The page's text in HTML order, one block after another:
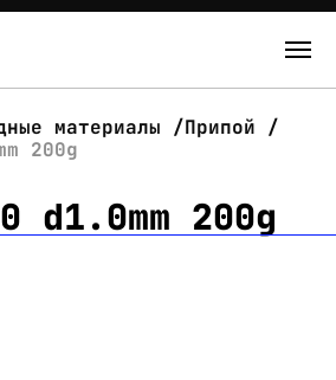
О нас
Новости
материалы
Припой
200g
d1.0mm 200g